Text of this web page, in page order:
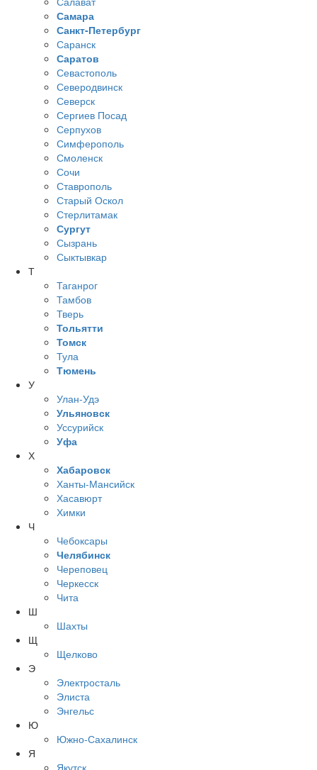
Самара
Санкт-Петербург
Саранск
Саратов
Севастополь
Северодвинск
Северск
Сергиев Посад
Серпухов
Симферополь
Смоленск
Сочи
Ставрополь
Старый Оскол
Стерлитамак
Сургут
Сызрань
Сыктывкар
Т
Таганрог
Тамбов
Тверь
Тольятти
Томск
Тула
Тюмень
У
Улан-Удэ
Ульяновск
Уссурийск
Уфа
Х
Хабаровск
Ханты-Мансийск
Хасавюрт
Химки
Ч
Чебоксары
Челябинск
Череповец
Черкесск
Чита
Ш
Шахты
Щ
Щелково
Э
Электросталь
Элиста
Энгельс
Ю
Южно-Сахалинск
Я